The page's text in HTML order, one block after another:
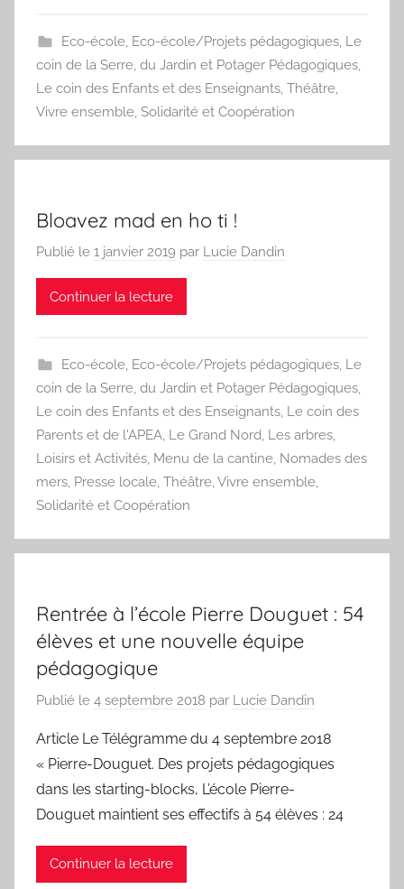
Eco-école, Eco-école/Projets pédagogiques, Le
coin de la Serre, du Jardin et Potager Pédagogiques,
Le coin des Enfants et des Enseignants, Théâtre,
Vivre ensemble, Solidarité et Coopération
Bloavez mad en ho ti !
Publié le 1 janvier 2019 par Lucie Dandin
Continuer la lecture
Eco-école, Eco-école/Projets pédagogiques, Le
coin de la Serre, du Jardin et Potager Pédagogiques,
Le coin des Enfants et des Enseignants, Le coin des
Parents et de l'APEA, Le Grand Nord, Les arbres,
Loisirs et Activités, Menu de la cantine, Nomades des
mers, Presse locale, Théâtre,Vivre ensemble,
Solidarité et Coopération
Rentrée à l’école Pierre Douguet : 54
élèves et une nouvelle équipe
pédagogique
Publié le 4 septembre 2018 par Lucie Dandin
Article Le Télégramme du 4 septembre 2018
« Pierre-Douguet. Des projets pédagogiques
dans les starting-blocks, L’école Pierre-
Douguet maintient ses effectifs à 54 élèves : 24
Continuer la lecture